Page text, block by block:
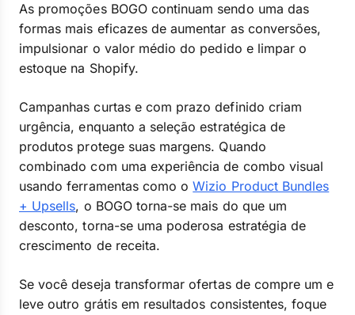
As promoções BOGO continuam sendo uma das
formas mais eficazes de aumentar as conversões,
impulsionar o valor médio do pedido e limpar o
estoque na Shopify.
Campanhas curtas e com prazo definido criam
urgência, enquanto a seleção estratégica de
produtos protege suas margens. Quando
combinado com uma experiência de combo visual
usando ferramentas como oWizio Product Bundles
+ Upsells, o BOGO torna-se mais do que um
desconto, torna-se uma poderosa estratégia de
crescimento de receita.
Se você deseja transformar ofertas de compre um e
leve outro grátis em resultados consistentes, foque